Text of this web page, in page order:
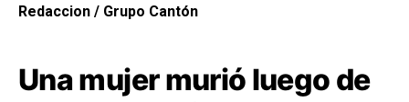
Redaccion / Grupo Cantón
Una mujer murió luego de